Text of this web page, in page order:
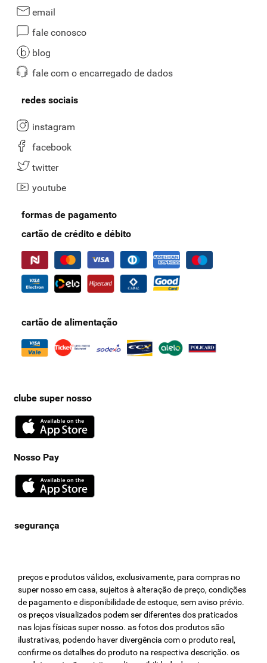
email
fale conosco
blog
fale com o encarregado de dados
redes sociais
instagram
facebook
twitter
youtube
formas de pagamento
cartão de crédito e débito
cartão de alimentação
clube super nosso
Nosso Pay
preços e produtos válidos, exclusivamente, para compras no
super nosso em casa, sujeitos à alteração de preço, condições
de pagamento e disponibilidade de estoque, sem aviso prévio.
os preços visualizados podem ser diferentes dos praticados
nas lojas físicas super nosso. as fotos dos produtos são
ilustrativas, podendo haver divergência com o produto real,
confirme os detalhes do produto na respectiva descrição. os